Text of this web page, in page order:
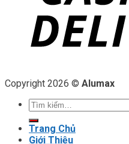
Copyright 2026 © Alumax
Tìm
Trang Chủ
Giới Thiệu